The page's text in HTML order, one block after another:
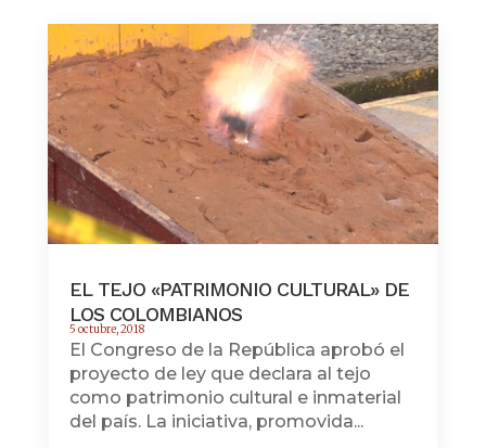
EL TEJO «PATRIMONIO CULTURAL» DE
LOS COLOMBIANOS
5 octubre, 2018
El Congreso de la República aprobó el
proyecto de ley que declara al tejo
como patrimonio cultural e inmaterial
del país. La iniciativa, promovida...